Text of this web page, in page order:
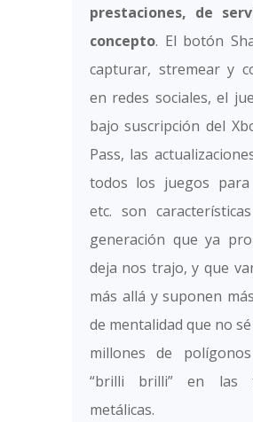
prestaciones, de
concepto. El botón
capturar, stremear y
en redes sociales, el
bajo suscripción del
Pass, las
todos los juegos para
etc. son
generación que ya
deja nos trajo, y que
más allá y suponen
de mentalidad que no
millones de
“brilli brilli” en las
metálicas.